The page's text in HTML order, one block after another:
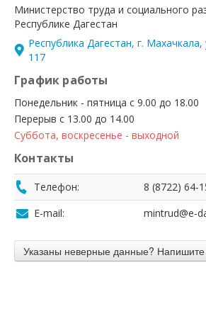
Министерство труда и социального
Республике Дагестан
Республика Дагестан, г.
117
График работы
Понедельник - пятница с 9.00 до 18.00
Перерыв с 13.00 до 14.00
Суббота, воскресенье - выходной
Контакты
Телефон:
8 (8722) 64-
E-mail:
mintrud@e-